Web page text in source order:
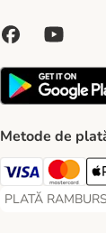
Metode de
Visa Payment
Master
PLATĂ
PLATĂ